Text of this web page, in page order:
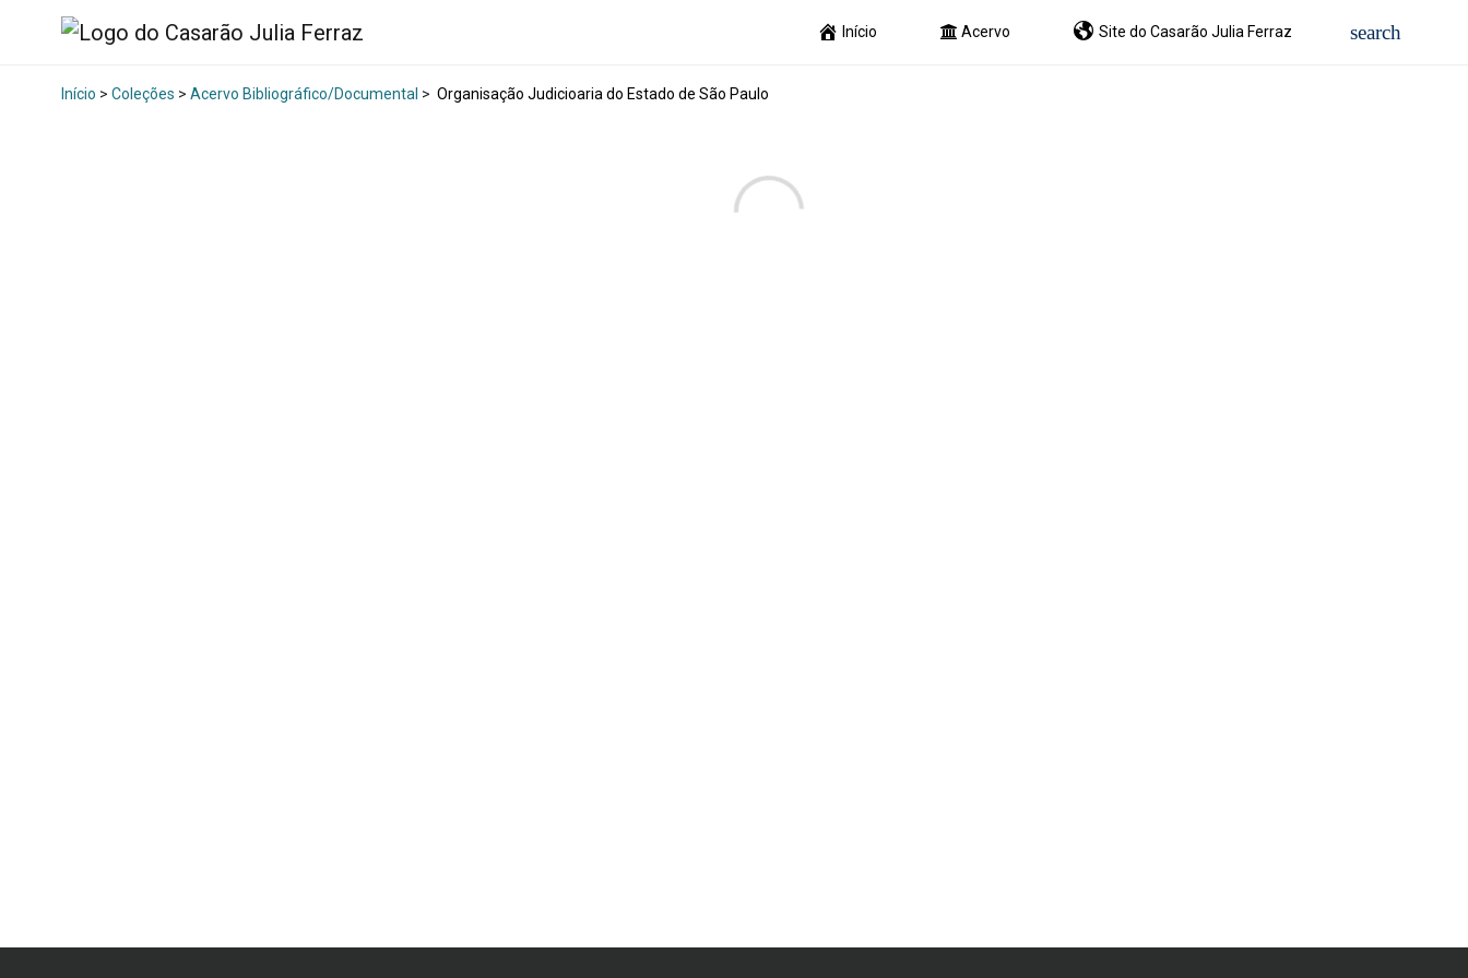
Início Acervo Site do Casarão Julia Ferraz
Início > Coleções > Acervo Bibliográfico/Documental > Organisação Judicioaria do Estado de São Paulo